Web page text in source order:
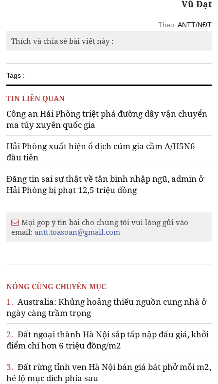
Vũ Đạt
Theo: ANTT/NĐT
Thích và chia sẻ bài viết này :
Tags :
TIN LIÊN QUAN
Công an Hải Phòng triệt phá đường dây vận chuyển
ma túy xuyên quốc gia
Hải Phòng xuất hiện ổ dịch cúm gia cầm A/H5N6
đầu tiên
Đăng tin sai sự thật về tân binh nhập ngũ, admin ở
Hải Phòng bị phạt 12,5 triệu đồng
Mọi góp ý tin bài cho chúng tôi vui lòng gửi vào
email:antt.toasoan@gmail.com
NÓNG CÙNG CHUYÊN MỤC
1. Australia: Khủng hoảng thiếu nguồn cung nhà ở
ngày càng trầm trọng
2. Đất ngoại thành Hà Nội sắp tấp nập đấu giá, khởi
điểm chỉ hơn 6 triệu đồng/m2
3. Đất rừng tỉnh ven Hà Nội bán giá bát phở mỗi m2,
hé lộ mục đích phía sau